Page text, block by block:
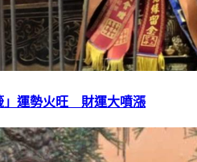
」運勢火旺 財運大噴漲